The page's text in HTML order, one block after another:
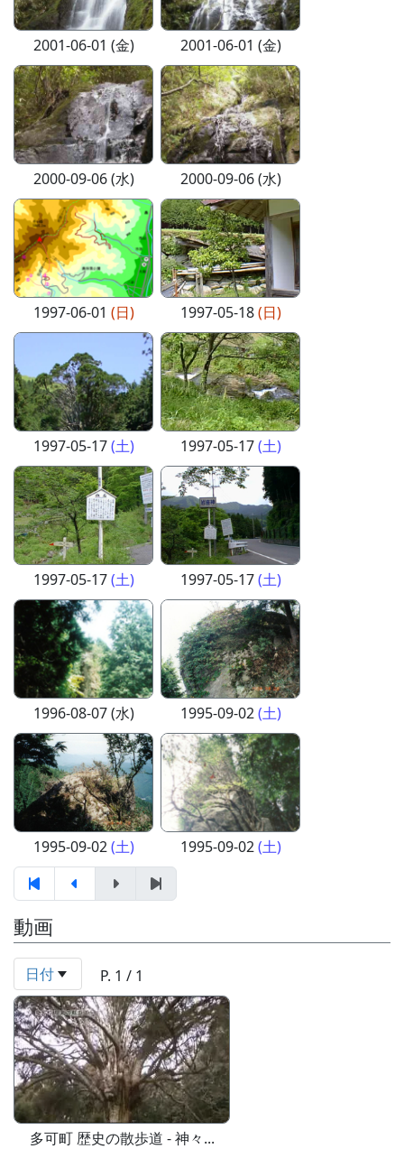
2001-06-01 (金) 2001-06-01 (金)
2000-09-06 (水) 2000-09-06 (水)
1997-06-01 (日) 1997-05-18(日)
1997-05-17(土) 1997-05-17(土)
1997-05-17(土) 1997-05-17(土)
1996-08-07 (水) 1995-09-02(土)
1995-09-02(土) 1995-09-02(土)
動画
日付 P. 1 / 1
多可町 歴史の散歩道 - 神々...